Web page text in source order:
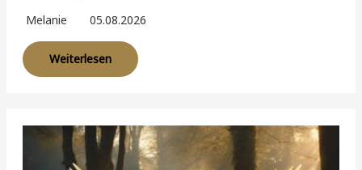
Melanie 05.08.2026
Weiterlesen